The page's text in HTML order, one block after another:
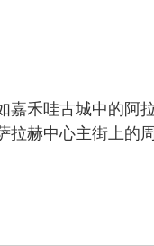
禾哇古城中的阿
赫中心主街上的